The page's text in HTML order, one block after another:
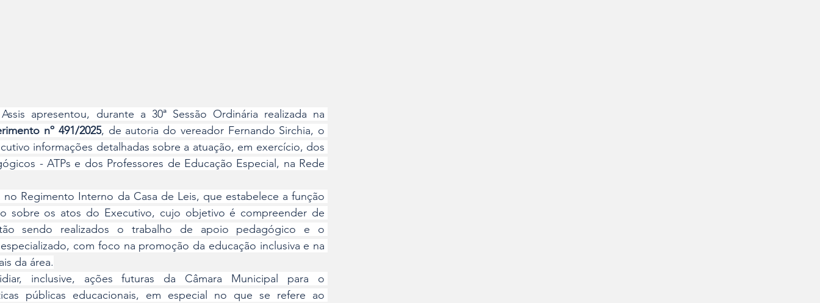
apresentou, durante a 30ª Sessão Ordinária realizada na
nº 491/2025, de autoria do vereador Fernando Sirchia, o
informações detalhadas sobre a atuação, em exercício, dos
- ATPs e dos Professores de Educação Especial, na Rede
no Regimento Interno da Casa de Leis, que estabelece a função
sobre os atos do Executivo, cujo objetivo é compreender de
sendo realizados o trabalho de apoio pedagógico e o
com foco na promoção da educação inclusiva e na
da área.
inclusive, ações futuras da Câmara Municipal para o
públicas educacionais, em especial no que se refere ao